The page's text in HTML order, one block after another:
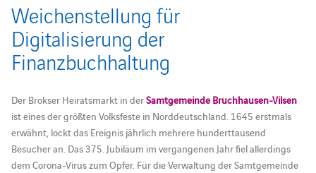
Weichenstellung für
Digitalisierung der
Finanzbuchhaltung
Der Brokser Heiratsmarkt in derSamtgemeinde Bruchhausen-Vilsen
ist eines der größten Volksfeste in Norddeutschland. 1645 erstmals
erwähnt, lockt das Ereignis jährlich mehrere hunderttausend
Besucher an. Das 375. Jubiläum im vergangenen Jahr fiel allerdings
dem Corona-Virus zum Opfer. Für die Verwaltung der Samtgemeinde